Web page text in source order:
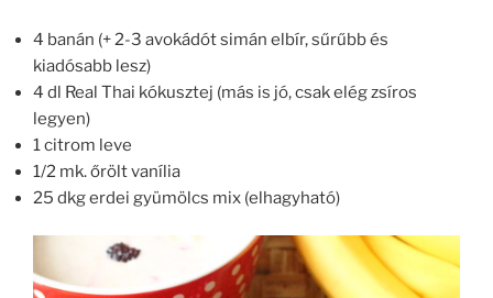
4 banán (+ 2-3 avokádót simán elbír, sűrűbb és
kiadósabb lesz)
4 dl Real Thai kókusztej (más is jó, csak elég zsíros
legyen)
1 citrom leve
1/2 mk. őrölt vanília
25 dkg erdei gyümölcs mix (elhagyható)